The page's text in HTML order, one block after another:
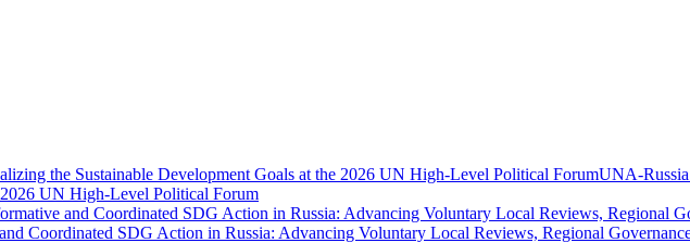
UNA-Russia
UN High-Level Political Forum
Coordinated SDG Action in Russia: Advancing Voluntary Local Reviews, Regional